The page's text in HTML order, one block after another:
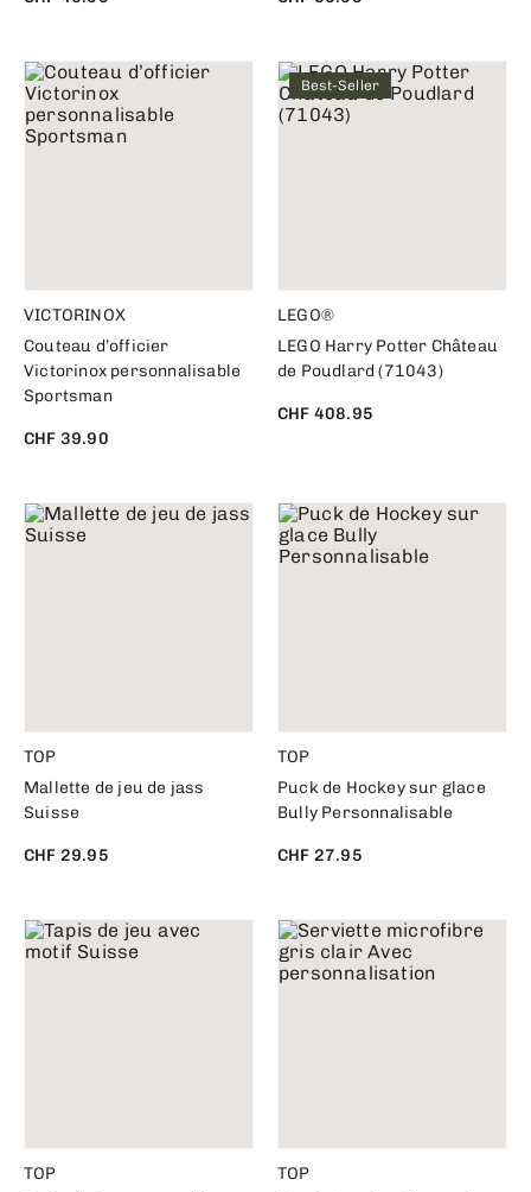
VICTORINOX
Couteau d’officier
Victorinox personnalisable
Sportsman
CHF 39.90
Best-Seller
LEGO®
LEGO Harry Potter Château
de Poudlard (71043)
CHF 408.95
TOP
Mallette de jeu de jass
Suisse
CHF 29.95
TOP
Puck de Hockey sur glace
Bully Personnalisable
CHF 27.95
TOP
TOP